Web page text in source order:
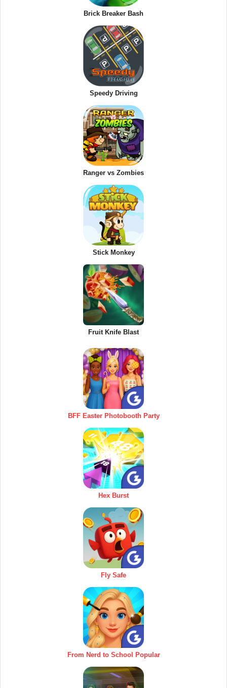
Brick Breaker Bash
Speedy Driving
Ranger vs Zombies
Stick Monkey
Fruit Knife Blast
BFF Easter Photobooth Party
Hex Burst
Fly Safe
From Nerd to School Popular